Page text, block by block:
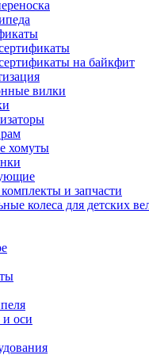
на байкфит
вилки
хомуты
и запчасти
колеса для детских
оси